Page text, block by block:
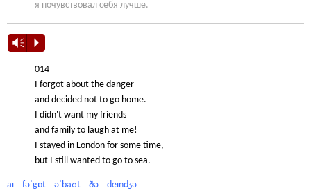
я почувствовал себя лучше.
Vm P
014
I forgot about the danger
and decided not to go home.
I didn't want my friends
and family to laugh at me!
I stayed in London for some time,
but I still wanted to go to sea.
aɪ fəˈgɒt əˈbaʊt ðə deɪnʤə